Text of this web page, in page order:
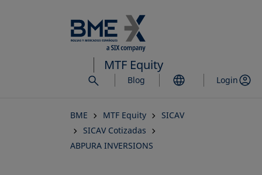
al
contenido
principal
MTF Equity
Blog Login
BME MTF Equity
SICAV
SICAV Cotizadas
ABPURA INVERSIONS